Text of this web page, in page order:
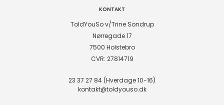
KONTAKT
ToldYouSo v/Trine Sondrup
Nørregade 17
7500 Holstebro
CVR: 27814719
23 37 27 84 (Hverdage 10-16)
kontakt@toldyouso.dk